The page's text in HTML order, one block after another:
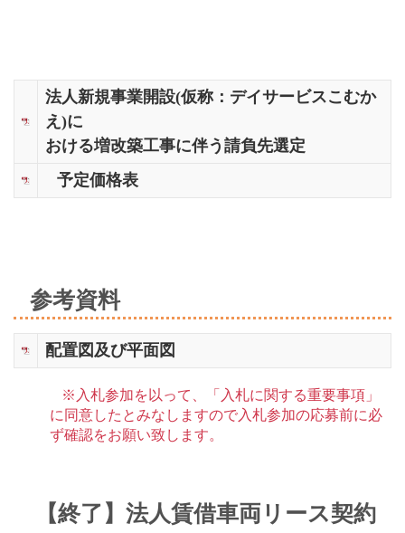
法人新規事業開設(仮称：デイサービスこむか
え)に
おける増改築工事に伴う請負先選定
予定価格表
参考資料
配置図及び平面図
※入札参加を以って、「入札に関する重要事項」
に同意したとみなしますので入札参加の応募前に必
ず確認をお願い致します。
【終了】法人賃借車両リース契約